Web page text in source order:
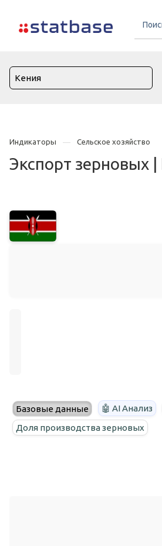
Индикаторы Сельское хозяйство
Экспорт зерновых |
Базовые данные 🤖 AI Анализ
Доля производства зерновых